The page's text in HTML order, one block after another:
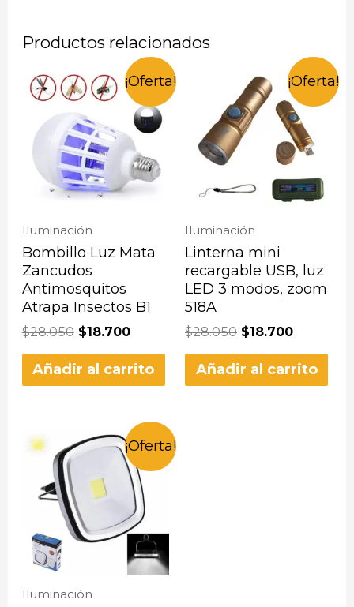
Productos relacionados
¡Oferta!
Iluminación
Bombillo Luz Mata
Zancudos
Antimosquitos
Atrapa Insectos B1
$28.050 $18.700
Añadir al carrito
¡Oferta!
Iluminación
Linterna mini
recargable USB, luz
LED 3 modos, zoom
518A
$28.050 $18.700
Añadir al carrito
¡Oferta!
Iluminación